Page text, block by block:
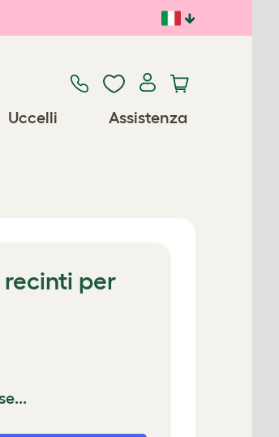
Uccelli Assistenza
per